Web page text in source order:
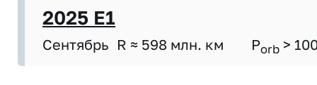
2025 E1
Сентябрь R ≈ 598 млн. км Porb >